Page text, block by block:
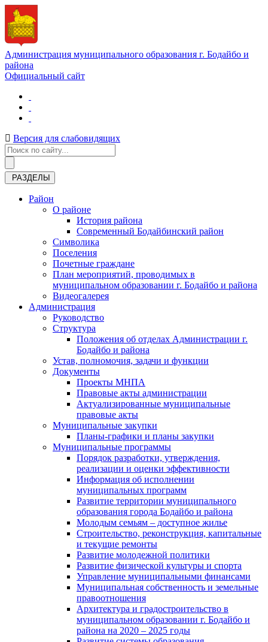
Администрация муниципального образования г. Бодайбо и
района
Официальный сайт
Версия для слабовидящих
РАЗДЕЛЫ
Район
О районе
История района
Современный Бодайбинский район
Символика
Поселения
Почетные граждане
План мероприятий, проводимых в
муниципальном образовании г. Бодайбо и района
Видеогалерея
Администрация
Руководство
Структура
Положения об отделах Администрации г.
Бодайбо и района
Устав, полномочия, задачи и функции
Документы
Проекты МНПА
Правовые акты администрации
Актуализированные муниципальные
правовые акты
Муниципальные закупки
Планы-графики и планы закупки
Муниципальные программы
Порядок разработки, утверждения,
реализации и оценки эффективности
Информация об исполнении
муниципальных программ
Развитие территории муниципального
образования города Бодайбо и района
Молодым семьям – доступное жилье
Строительство, реконструкция, капитальные
и текущие ремонты
Развитие молодежной политики
Развитие физической культуры и спорта
Управление муниципальными финансами
Муниципальная собственность и земельные
правоотношения
Архитектура и градостроительство в
муниципальном образовании г. Бодайбо и
района на 2020 – 2025 годы